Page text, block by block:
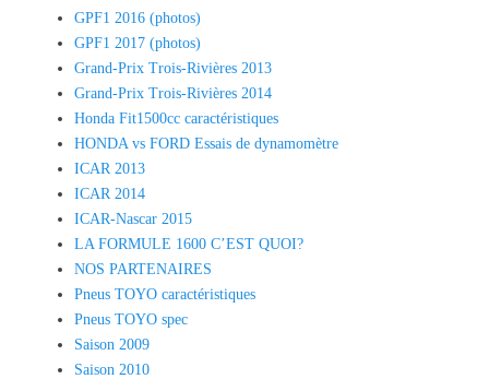
GPF1 2016 (photos)
GPF1 2017 (photos)
Grand-Prix Trois-Rivières 2013
Grand-Prix Trois-Rivières 2014
Honda Fit1500cc caractéristiques
HONDA vs FORD Essais de dynamomètre
ICAR 2013
ICAR 2014
ICAR-Nascar 2015
LA FORMULE 1600 C’EST QUOI?
NOS PARTENAIRES
Pneus TOYO caractéristiques
Pneus TOYO spec
Saison 2009
Saison 2010